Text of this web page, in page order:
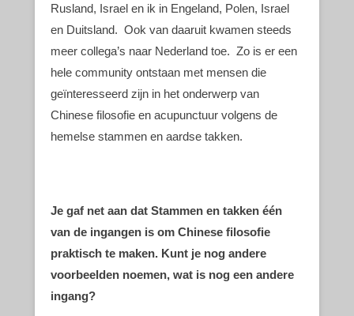
Rusland, Israel en ik in Engeland, Polen, Israel
en Duitsland. Ook van daaruit kwamen steeds
meer collega’s naar Nederland toe. Zo is er een
hele community ontstaan met mensen die
geïnteresseerd zijn in het onderwerp van
Chinese filosofie en acupunctuur volgens de
hemelse stammen en aardse takken.
Je gaf net aan dat Stammen en takken één
van de ingangen is om Chinese filosofie
praktisch te maken. Kunt je nog andere
voorbeelden noemen, wat is nog een andere
ingang?